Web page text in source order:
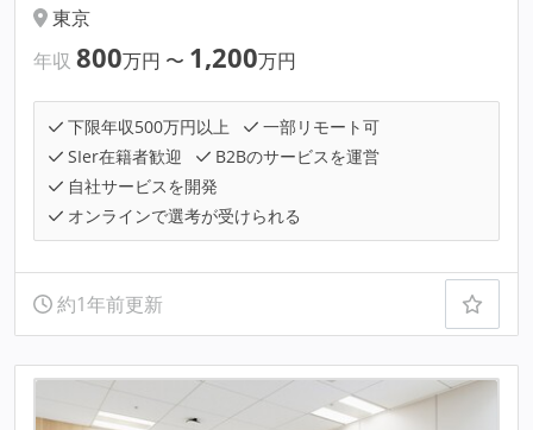
東京
年収 800万円 〜 1,200万円
下限年収500万円以上
一部リモート可
SIer在籍者歓迎
B2Bのサービスを運営
自社サービスを開発
オンラインで選考が受けられる
約1年前更新